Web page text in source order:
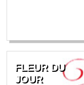
FLEUR DU
JOUR